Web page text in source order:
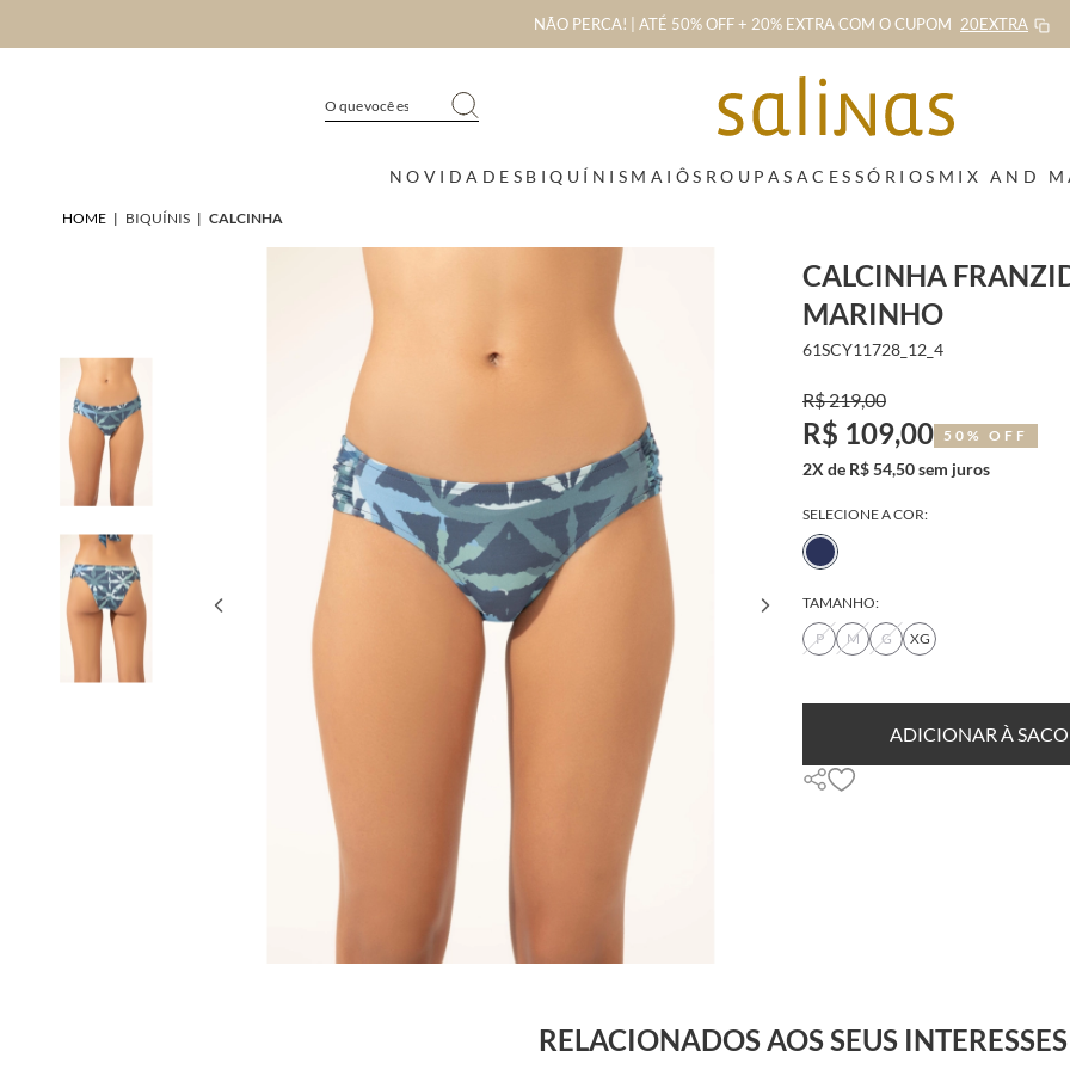
NÃO PERCA! | ATÉ 50% OFF + 20% EXTRA COM O CUPOM 20EXTRA
NOVIDADES BIQUÍNIS MAIÔS ROUPAS ACESSÓRIOS MIX AND
HOME | BIQUÍNIS | CALCINHA
CALCINHA
MARINHO
61SCY11728_12_4
R$ 219,00
R$ 109,00 50% OFF
2X de R$ 54,50 sem juros
SELECIONE A COR:
TAMANHO:
P
M G XG
ADICIONAR À
RELACIONADOS AOS SEUS INTERESSES